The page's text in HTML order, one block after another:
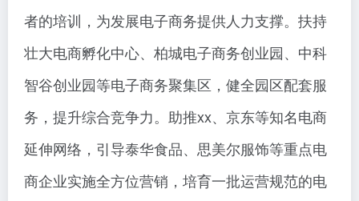
者的培训，为发展电子商务提供人力支撑。扶持
壮大电商孵化中心、柏城电子商务创业园、中科
智谷创业园等电子商务聚集区，健全园区配套服
务，提升综合竞争力。助推xx、京东等知名电商
延伸网络，引导泰华食品、思美尔服饰等重点电
商企业实施全方位营销，培育一批运营规范的电